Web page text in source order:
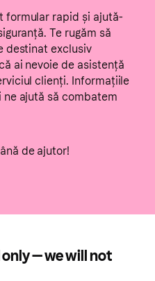
formular rapid și ajută-
Te rugăm să
destinat exclusiv
ai nevoie de asistență
clienți. Informațiile
ajută să combatem
de ajutor!
— we will not